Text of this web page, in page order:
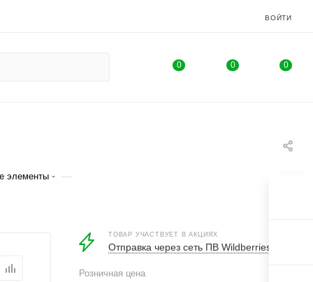
ВОЙТИ
0 0 0
элементы —
ТОВАР УЧАСТВУЕТ В АКЦИЯХ
Отправка через сеть ПВ Wildberries
Розничная цена